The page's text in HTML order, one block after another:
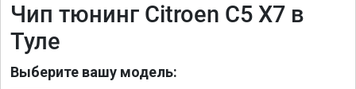
Чип тюнинг Citroen C5 X7 в
Туле
Выберите вашу модель: